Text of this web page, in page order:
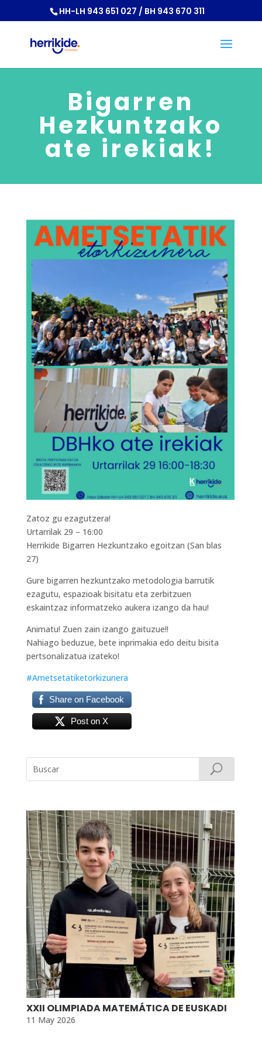
HH-LH 943 651 027 / BH 943 670 311
Bigarren
Hezkuntzako
ate irekiak!
Zatoz gu ezagutzera!
️Urtarrilak 29 – 16:00
Herrikide Bigarren Hezkuntzako egoitzan (San blas
27)
Gure bigarren hezkuntzako metodologia barrutik
ezagutu, espazioak bisitatu eta zerbitzuen
eskaintzaz informatzeko aukera izango da hau!
Animatu! Zuen zain izango gaituzue!!
Nahiago beduzue, bete inprimakia edo deitu bisita
pertsonalizatua izateko!
#Ametsetatiketorkizunera
Share on Facebook
Post on X
XXII OLIMPIADA MATEMÁTICA DE EUSKADI
11 May 2026